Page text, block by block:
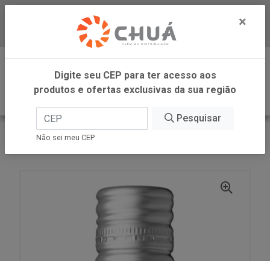
Baixe já nosso APP
0
INÍCIO
ZANLORENZI
×
Digite seu CEP para ter acesso aos
produtos e ofertas exclusivas da sua região
Pesquisar
Não sei meu CEP